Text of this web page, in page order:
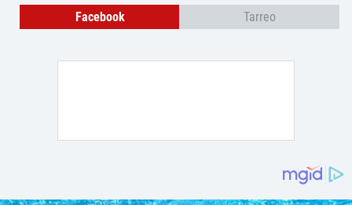
Facebook Tarreo